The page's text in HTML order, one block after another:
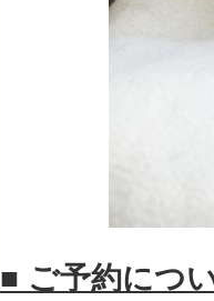
■ ご予約につ